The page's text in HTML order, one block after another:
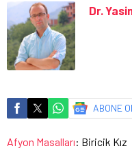
Dr.
ABONE OL
Afyon Masalları: Biricik Kız